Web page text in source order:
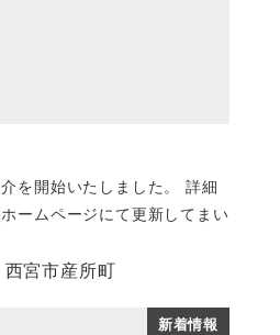
西宮市産所町
を開始いたしました。 詳細
ームページにて更新してまい
新着情報